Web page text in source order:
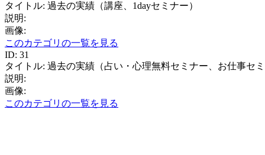
タイトル: 過去の実績（講座、1dayセミナー）
説明:
画像:
このカテゴリの一覧を見る
ID: 31
タイトル: 過去の実績（占い・心理無料セミナー、お仕事セ
説明:
画像:
このカテゴリの一覧を見る